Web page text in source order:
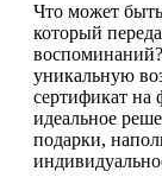
Что может
который
уникальную
сертификат на
идеальное
подарки,